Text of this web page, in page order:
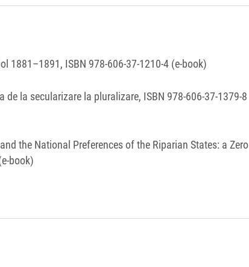
1881–1891, ISBN 978-606-37-1210-4 (e-book)
la secularizare la pluralizare, ISBN 978‐606‐37‐1379‐8
the National Preferences of the Riparian States: a Zero
book)